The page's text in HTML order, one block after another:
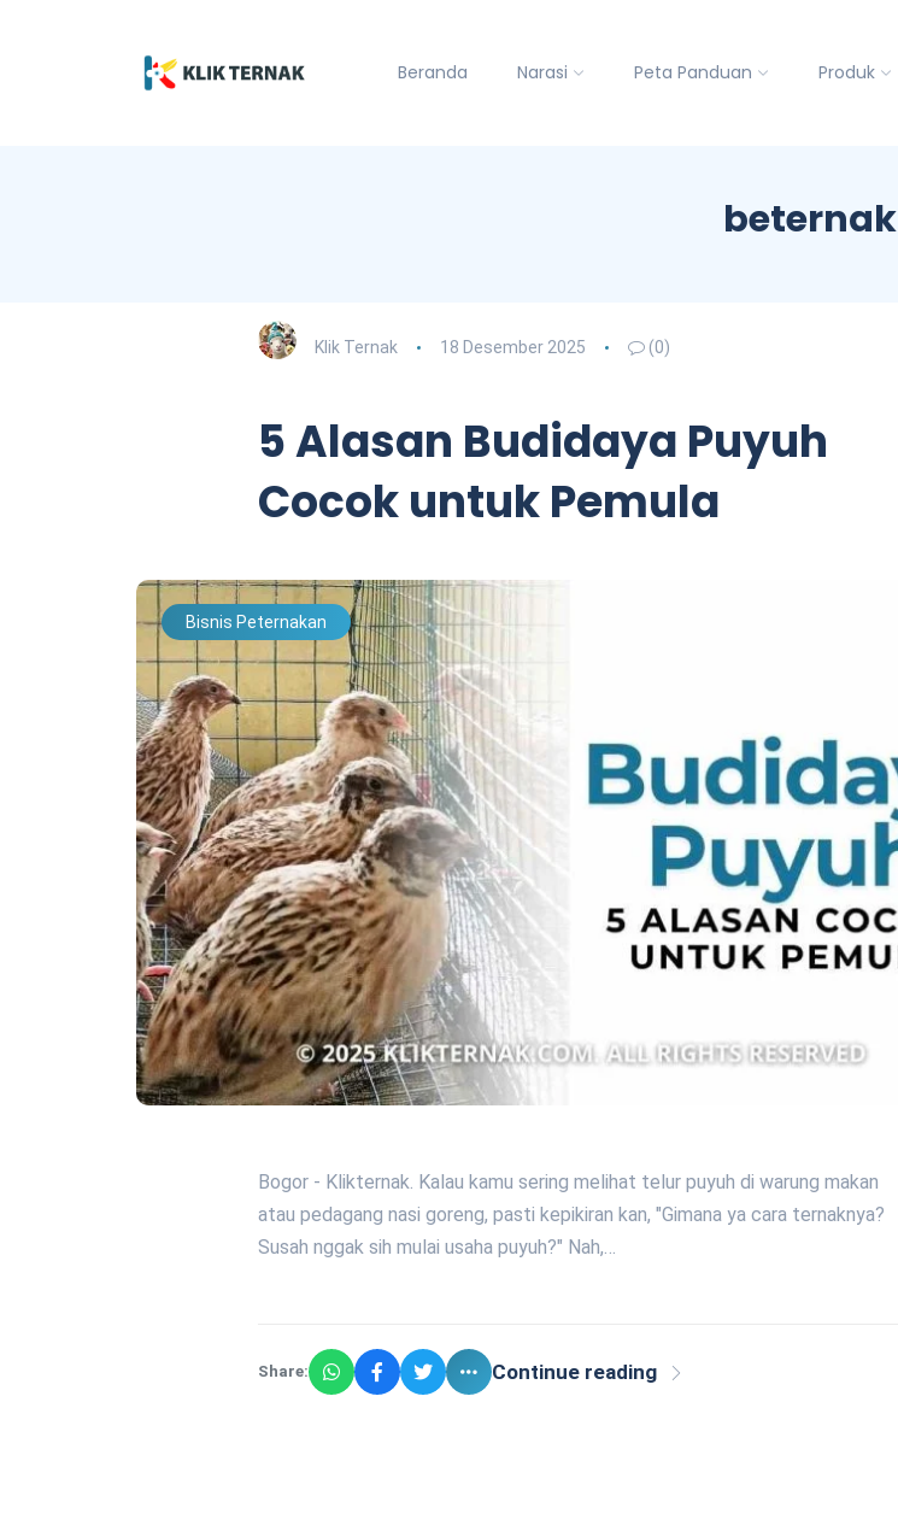
Beranda Narasi Peta Panduan Produk
beternak
Klik Ternak 18 Desember 2025 (0)
5 Alasan Budidaya Puyuh
Cocok untuk Pemula
Bisnis Peternakan
Bogor - Klikternak. Kalau kamu sering melihat telur puyuh di warung makan
atau pedagang nasi goreng, pasti kepikiran kan, "Gimana ya cara ternaknya?
Susah nggak sih mulai usaha puyuh?" Nah,…
Share: Continue reading